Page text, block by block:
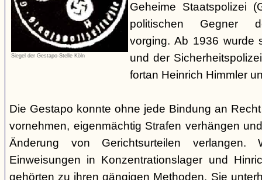
Siegel der Gestapo-Stelle Köln
Geheime Staatspolizei
politischen Gegner
vorging. Ab 1936 wurde
und der
fortan Heinrich Himmler
Die Gestapo konnte ohne jede Bindung an
vornehmen, eigenmächtig Strafen verhängen
Änderung von Gerichtsurteilen verlangen.
Einweisungen in Konzentrationslager und
gehörten zu ihren gängigen Methoden. Sie